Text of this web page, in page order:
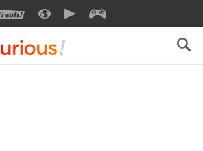
SOOFRESHSOOCURIOUSSOOMOTION